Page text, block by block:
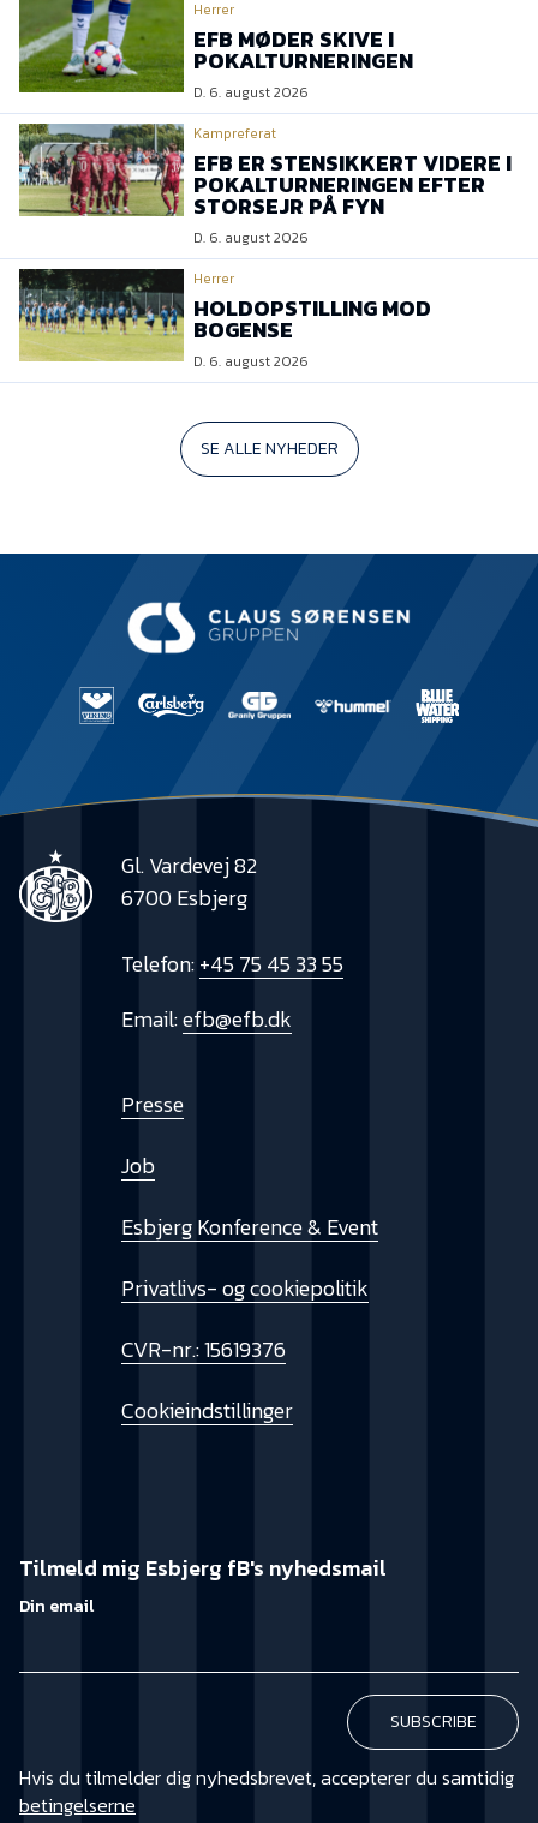
Herrer
EFB MØDER SKIVE I
POKALTURNERINGEN
D. 6. august 2026
Kampreferat
EFB ER STENSIKKERT VIDERE I
POKALTURNERINGEN EFTER
STORSEJR PÅ FYN
D. 6. august 2026
Herrer
HOLDOPSTILLING MOD
BOGENSE
D. 6. august 2026
SE ALLE NYHEDER
Gl. Vardevej 82
6700 Esbjerg
Telefon:+45 75 45 33 55
Email:efb@efb.dk
Presse
Job
Esbjerg Konference & Event
Privatlivs- og cookiepolitik
CVR-nr.: 15619376
Cookieindstillinger
Tilmeld mig Esbjerg fB's nyhedsmail
Din email
Hvis du tilmelder dig nyhedsbrevet, accepterer du samtidig
betingelserne